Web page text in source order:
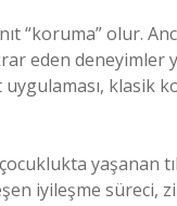
“koruma” olur.
eden deneyimler
klasik
yaşanan
iyileşme süreci,